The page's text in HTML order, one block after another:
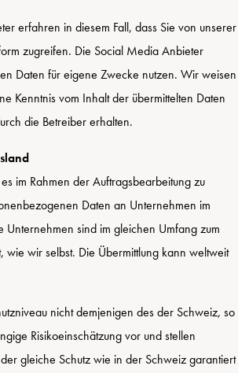
erfahren in diesem Fall, dass Sie von unserer
zugreifen. Die Social Media Anbieter
Daten für eigene Zwecke nutzen. Wir weisen
Kenntnis vom Inhalt der übermittelten Daten
die Betreiber erhalten.
im Rahmen der Auftragsbearbeitung zu
Daten an Unternehmen im
Unternehmen sind im gleichen Umfang zum
wie wir selbst. Die Übermittlung kann weltweit
nicht demjenigen des der Schweiz, so
Risikoeinschätzung vor und stellen
gleiche Schutz wie in der Schweiz garantiert